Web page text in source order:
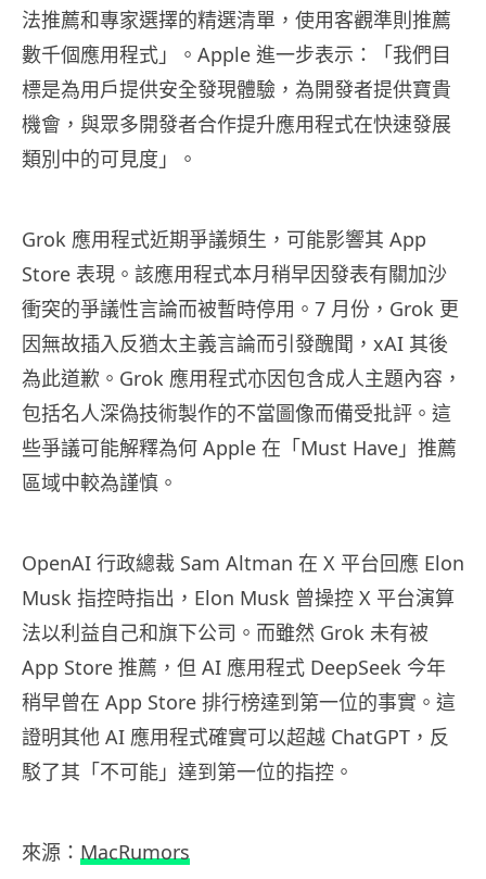
法推薦和專家選擇的精選清單，使用客觀準則推薦
數千個應用程式」。Apple 進一步表示：「我們目
標是為用戶提供安全發現體驗，為開發者提供寶貴
機會，與眾多開發者合作提升應用程式在快速發展
類別中的可見度」。
Grok 應用程式近期爭議頻生，可能影響其 App
Store 表現。該應用程式本月稍早因發表有關加沙
衝突的爭議性言論而被暫時停用。7 月份，Grok 更
因無故插入反猶太主義言論而引發醜聞，xAI 其後
為此道歉。Grok 應用程式亦因包含成人主題內容，
包括名人深偽技術製作的不當圖像而備受批評。這
些爭議可能解釋為何 Apple 在「Must Have」推薦
區域中較為謹慎。
OpenAI 行政總裁 Sam Altman 在 X 平台回應 Elon
Musk 指控時指出，Elon Musk 曾操控 X 平台演算
法以利益自己和旗下公司。而雖然 Grok 未有被
App Store 推薦，但 AI 應用程式 DeepSeek 今年
稍早曾在 App Store 排行榜達到第一位的事實。這
證明其他 AI 應用程式確實可以超越 ChatGPT，反
駁了其「不可能」達到第一位的指控。
來源： MacRumors